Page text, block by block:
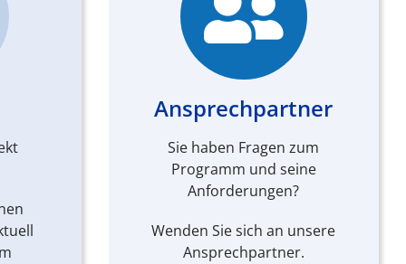
Ansprechpartner
Sie haben Fragen zum
Programm und seine
Anforderungen?
Wenden Sie sich an unsere
Ansprechpartner.